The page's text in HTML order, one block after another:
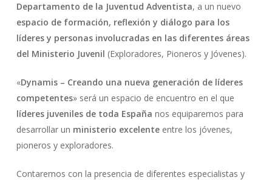
Departamento de la Juventud Adventista, a un nuevo
espacio de formación, reflexión y diálogo para los
líderes y personas involucradas en las diferentes áreas
del Ministerio Juvenil (Exploradores, Pioneros y Jóvenes).
«Dynamis – Creando una nueva generación de líderes
competentes» será un espacio de encuentro en el que
líderes juveniles de toda España nos equiparemos para
desarrollar un ministerio excelenteentre los jóvenes,
pioneros y exploradores.
Contaremos con la presencia de diferentes especialistas y